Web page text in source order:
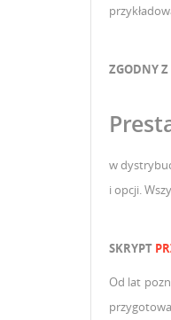
ZGODNY Z
w
i opcji.
SKRYPT
Od lat